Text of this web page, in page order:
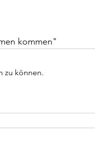
kommen"
zu können.